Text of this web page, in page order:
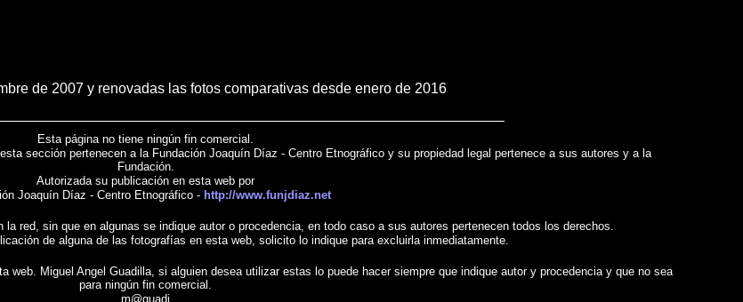
de 2007 y renovadas las fotos comparativas desde enero de 2016
Esta página no tiene ningún fin comercial.
sección pertenecen a la Fundación Joaquín Díaz - Centro Etnográfico y su propiedad legal pertenece a sus autores y a la
Fundación.
Autorizada su publicación en esta web por
Joaquín Díaz - Centro Etnográfico - http://www.funjdiaz.net
red, sin que en algunas se indique autor o procedencia, en todo caso a sus autores pertenecen todos los derechos.
de alguna de las fotografías en esta web, solicito lo indique para excluirla inmediatamente.
web. Miguel Angel Guadilla, si alguien desea utilizar estas lo puede hacer siempre que indique autor y procedencia y que no sea
para ningún fin comercial.
m@guadi